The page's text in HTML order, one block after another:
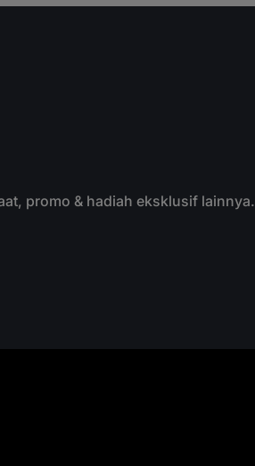
promo & hadiah eksklusif lainnya.